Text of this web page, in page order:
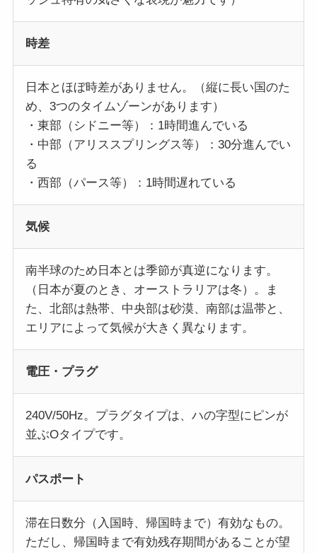
時差
日本とほぼ時差がありません。（縦に長い国のた
め、3つのタイムゾーンがあります）
・東部（シドニー等）：1時間進んでいる
・中部（アリススプリングス等）：30分進んでい
る
・西部（パース等）：1時間遅れている
気候
南半球のため日本とは季節が真逆になります。
（日本が夏のとき、オーストラリアは冬）。ま
た、北部は熱帯、中央部は砂漠、南部は温帯と、
エリアによって気候が大きく異なります。
電圧・プラグ
240V/50Hz。プラグタイプは、ハの字型にピンが
並ぶOタイプです。
パスポート
滞在日数分（入国時、帰国時まで）有効なもの。
ただし、帰国時まで有効残存期間があることが望